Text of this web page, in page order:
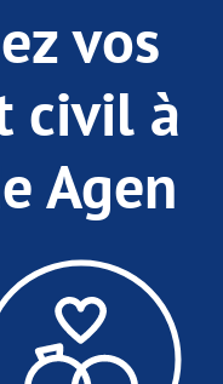
vos
civil à
Agen